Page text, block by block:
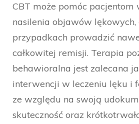
CBT może pomóc pacjentom
nasilenia objawów
przypadkach prowadzić
całkowitej remisji. Terapia
behawioralna jest zalecana
interwencji w leczeniu lęku i
ze względu na swoją
skuteczność oraz